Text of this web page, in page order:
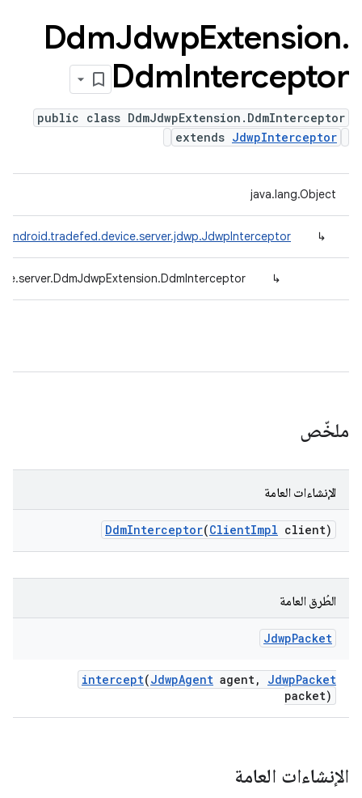
DdmJdwpExtension.
DdmInterceptor
public class DdmJdwpExtension.DdmInterceptor
extends JdwpInterceptor
java.lang.Object
↳
↳
ملخّص
الإنشاءات العامة
DdmInterceptor(ClientImpl client)
الطُرق العامة
JdwpPacket
intercept(JdwpAgent agent, JdwpPacket
packet)
الإنشاءات العامة